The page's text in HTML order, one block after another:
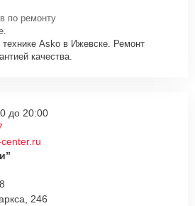
по ремонту
Asko в Ижевске. Ремонт
качества.
246
до 20:00